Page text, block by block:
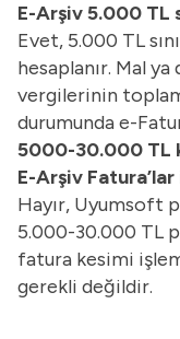
E-Arşiv 5.000 TL
Evet, 5.000 TL
hesaplanır. Mal
vergilerinin
durumunda e-
5000-30.000 TL
E-Arşiv
Hayır, Uyumsoft
5.000-30.000 TL
fatura kesimi
gerekli değildir.